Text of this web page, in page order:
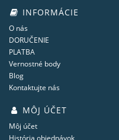
INFORMÁCIE
O nás
DORUČENIE
PLATBA
Vernostné body
Blog
Kontaktujte nás
MÔJ ÚČET
Môj účet
História objednávok